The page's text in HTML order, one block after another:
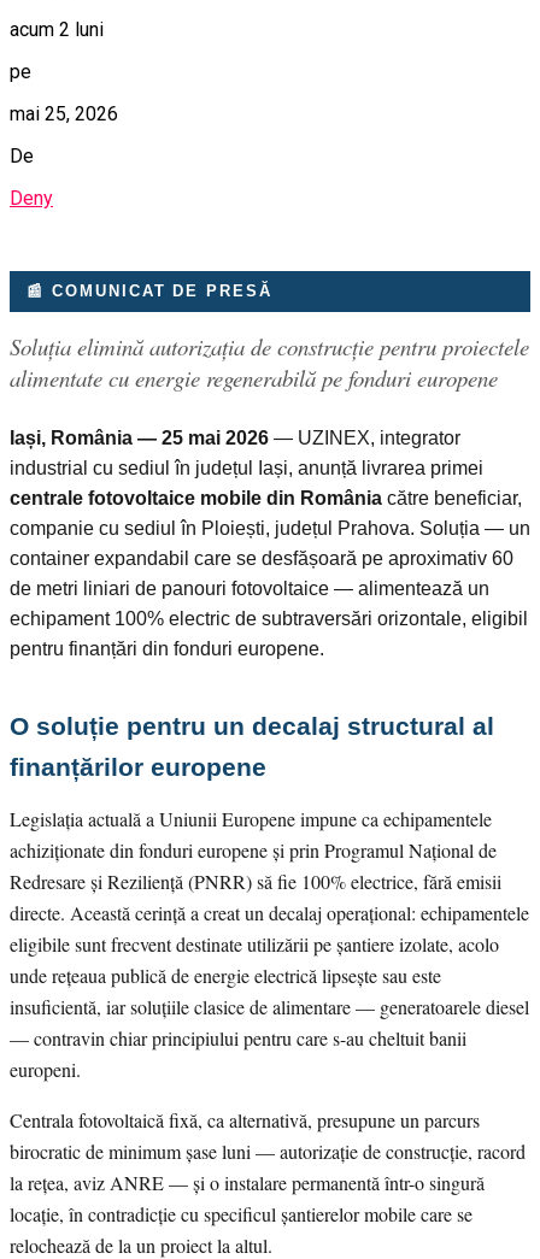
acum 2 luni
pe
mai 25, 2026
De
Deny
📰 COMUNICAT DE PRESĂ
Soluția elimină autorizația de construcție pentru proiectele
alimentate cu energie regenerabilă pe fonduri europene
Iași, România — 25 mai 2026 — UZINEX, integrator
industrial cu sediul în județul Iași, anunță livrarea primei
centrale fotovoltaice mobile din România către beneficiar,
companie cu sediul în Ploiești, județul Prahova. Soluția — un
container expandabil care se desfășoară pe aproximativ 60
de metri liniari de panouri fotovoltaice — alimentează un
echipament 100% electric de subtraversări orizontale, eligibil
pentru finanțări din fonduri europene.
O soluție pentru un decalaj structural al
finanțărilor europene
Legislația actuală a Uniunii Europene impune ca echipamentele
achiziționate din fonduri europene și prin Programul Național de
Redresare și Reziliență (PNRR) să fie 100% electrice, fără emisii
directe. Această cerință a creat un decalaj operațional: echipamentele
eligibile sunt frecvent destinate utilizării pe șantiere izolate, acolo
unde rețeaua publică de energie electrică lipsește sau este
insuficientă, iar soluțiile clasice de alimentare — generatoarele diesel
— contravin chiar principiului pentru care s-au cheltuit banii
europeni.
Centrala fotovoltaică fixă, ca alternativă, presupune un parcurs
birocratic de minimum șase luni — autorizație de construcție, racord
la rețea, aviz ANRE — și o instalare permanentă într-o singură
locație, în contradicție cu specificul șantierelor mobile care se
relochează de la un proiect la altul.